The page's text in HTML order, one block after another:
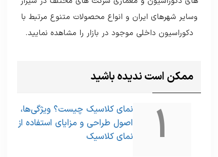
وسایر شهرهای ایران و انواع محصولات متنوع مرتبط با
دکوراسیون داخلی موجود در بازار را مشاهده نمایید.
ممکن است ندیده باشید
1
نمای کلاسیک چیست؟ ویژگی‌ها،
اصول طراحی و مزایای استفاده از
نمای کلاسیک